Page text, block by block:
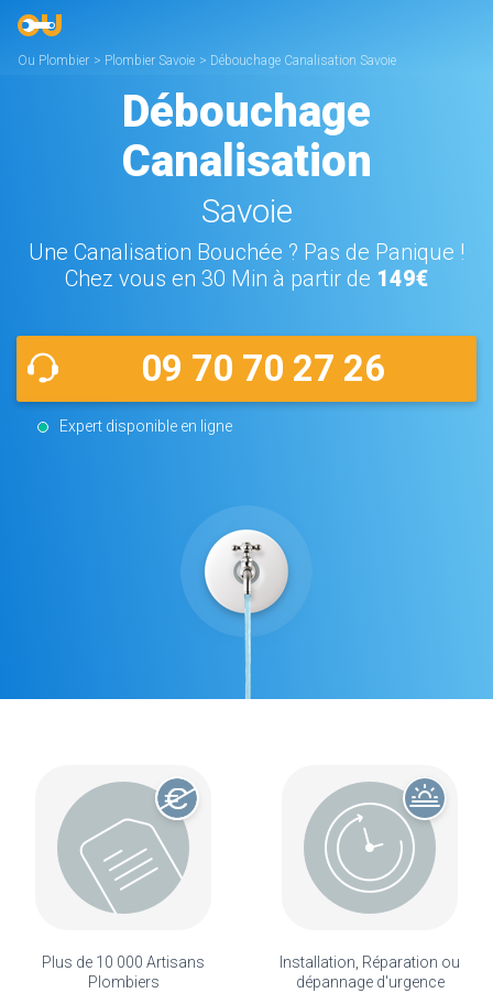
Ou Plombier > Plombier Savoie > Débouchage Canalisation Savoie
Débouchage
Canalisation
Savoie
Une Canalisation Bouchée ? Pas de Panique !
Chez vous en 30 Min à partir de 149€
09 70 70 27 26
Expert disponible en ligne
Plus de 10 000 Artisans
Plombiers
Installation, Réparation ou
dépannage d'urgence